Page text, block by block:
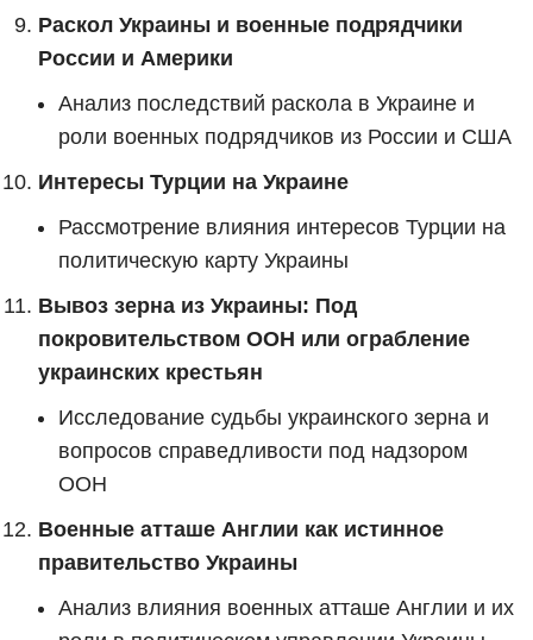
Раскол Украины и военные подрядчики
России и Америки
Анализ последствий раскола в Украине и
роли военных подрядчиков из России и США
Интересы Турции на Украине
Рассмотрение влияния интересов Турции на
политическую карту Украины
Вывоз зерна из Украины: Под
покровительством ООН или ограбление
украинских крестьян
Исследование судьбы украинского зерна и
вопросов справедливости под надзором
ООН
Военные атташе Англии как истинное
правительство Украины
Анализ влияния военных атташе Англии и их